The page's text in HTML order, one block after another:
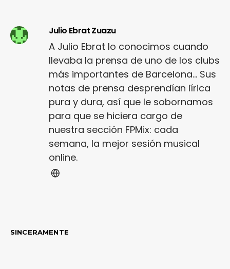
Julio Ebrat Zuazu
A Julio Ebrat lo conocimos cuando
llevaba la prensa de uno de los clubs
más importantes de Barcelona... Sus
notas de prensa desprendían lírica
pura y dura, así que le sobornamos
para que se hiciera cargo de
nuestra sección FPMix: cada
semana, la mejor sesión musical
online.
SINCERAMENTE